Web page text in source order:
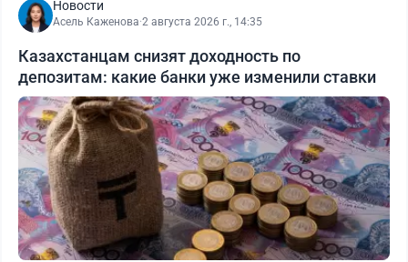
Новости
Асель Каженова·2 августа 2026 г., 14:35
Казахстанцам снизят доходность по
депозитам: какие банки уже изменили ставки